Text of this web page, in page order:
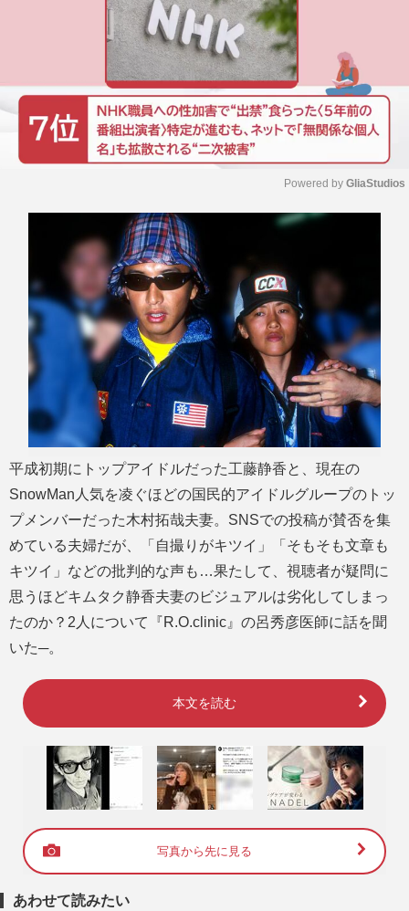
Powered by GliaStudios
平成初期にトップアイドルだった工藤静香と、現在の
SnowMan人気を凌ぐほどの国民的アイドルグループのトッ
プメンバーだった木村拓哉夫妻。SNSでの投稿が賛否を集
めている夫婦だが、「自撮りがキツイ」「そもそも文章も
キツイ」などの批判的な声も…果たして、視聴者が疑問に
思うほどキムタク静香夫妻のビジュアルは劣化してしまっ
たのか？2人について『R.O.clinic』の呂秀彦医師に話を聞
いた─。
本文を読む
写真から先に見る
あわせて読みたい